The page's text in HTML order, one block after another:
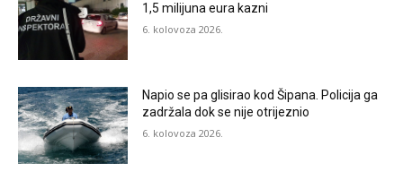
1,5 milijuna eura kazni
6. kolovoza 2026.
Napio se pa glisirao kod Šipana. Policija ga
zadržala dok se nije otrijeznio
6. kolovoza 2026.